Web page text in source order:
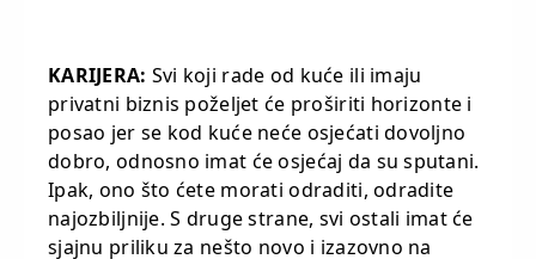
KARIJERA: Svi koji rade od kuće ili imaju
privatni biznis poželjet će proširiti horizonte i
posao jer se kod kuće neće osjećati dovoljno
dobro, odnosno imat će osjećaj da su sputani.
Ipak, ono što ćete morati odraditi, odradite
najozbiljnije. S druge strane, svi ostali imat će
sjajnu priliku za nešto novo i izazovno na